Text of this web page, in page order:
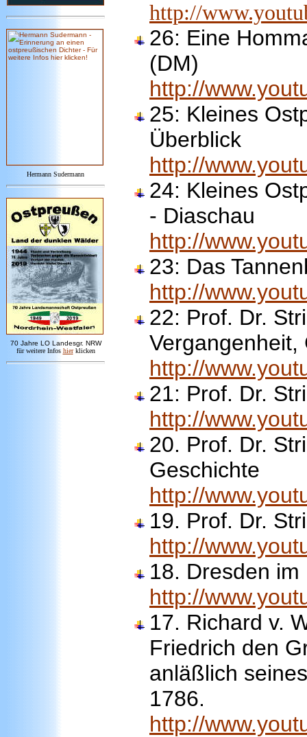
Hermann Sudermann
70 Jahre LO Landesgr. NRW
für weitere Infos hier klicken
http://
26: Eine
(DM)
http://
25: Kleines
Überblick
http://
24: Kleines
- Diaschau
http://
23: Das
http://
22: Prof. Dr.
Vergangenheit,
http://
21: Prof. Dr.
http://
20. Prof. Dr.
Geschichte
http://
19. Prof. Dr.
http://
18. Dresden
http://
17. Richard v.
Friedrich den
anläßlich
1786.
http://